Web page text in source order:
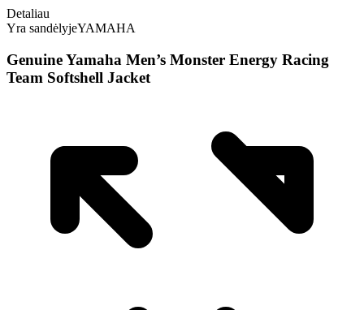
Detaliau
Yra sandėlyjeYAMAHA
Genuine Yamaha Men’s Monster Energy Racing
Team Softshell Jacket